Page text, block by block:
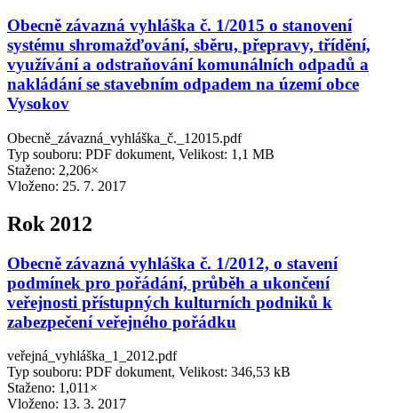
Obecně závazná vyhláška č. 1/2015 o stanovení
systému shromažďování, sběru, přepravy, třídění,
využívání a odstraňování komunálních odpadů a
nakládání se stavebním odpadem na území obce
Vysokov
Obecně_závazná_vyhláška_č._12015.pdf
Typ souboru: PDF dokument, Velikost: 1,1 MB
Staženo: 2,206×
Vloženo: 25. 7. 2017
Rok 2012
Obecně závazná vyhláška č. 1/2012, o stavení
podmínek pro pořádání, průběh a ukončení
veřejnosti přístupných kulturních podniků k
zabezpečení veřejného pořádku
veřejná_vyhláška_1_2012.pdf
Typ souboru: PDF dokument, Velikost: 346,53 kB
Staženo: 1,011×
Vloženo: 13. 3. 2017